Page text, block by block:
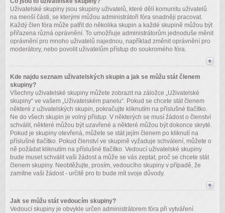
Uživatelské skupiny jsou skupiny uživatelů, které dělí komunitu uživatelů
na menší části, se kterými můžou administrátoři fóra snadněji pracovat.
Každý člen fóra může patřit do několika skupin a každé skupině můžou být
přiřazena různá oprávnění. To umožňuje administrátorům jednoduše měnit
oprávnění pro mnoho uživatelů najednou, například změnit oprávnění pro
moderátory, nebo povolit uživatelům přístup do soukromého fóra.
Kde najdu seznam uživatelských skupin a jak se můžu stát členem
skupiny?
Všechny uživatelské skupiny můžete zobrazit na záložce „Uživatelské
skupiny“ ve vašem „Uživatelském panelu“. Pokud se chcete stát členem
některé z uživatelských skupin, pokračujte kliknutím na příslušné tlačítko.
Ne do všech skupin je volný přístup. V některých se musí žádost o členství
schválit, některé můžou být uzavřené a některé můžou být dokonce skryté.
Pokud je skupiny otevřená, můžete se stát jejím členem po kliknutí na
příslušné tlačítko. Pokud členství ve skupině vyžaduje schválení, můžete o
ně požádat kliknutím na příslušné tlačítko. Vedoucí uživatelské skupiny
bude muset schválit vaši žádost a může se vás zeptat, proč se chcete stát
členem skupiny. Neobtěžujte, prosím, vedoucího skupiny v případě, že
zamítne vaši žádost - určitě pro to bude mít svoje důvody.
Jak se můžu stát vedoucím skupiny?
Vedoucí skupiny je obvykle určen administrátorem fóra při vytváření